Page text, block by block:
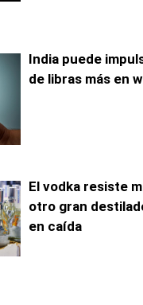
India puede
de libras más en
El vodka resiste
otro gran
en caída